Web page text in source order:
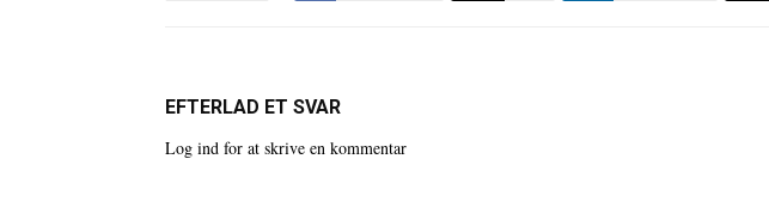
EFTERLAD ET SVAR
Log ind for at skrive en kommentar